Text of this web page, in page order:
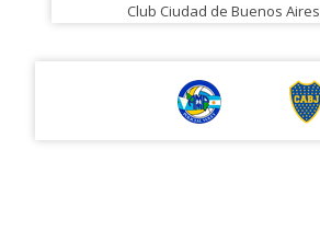
Club Ciudad de Buenos Aires